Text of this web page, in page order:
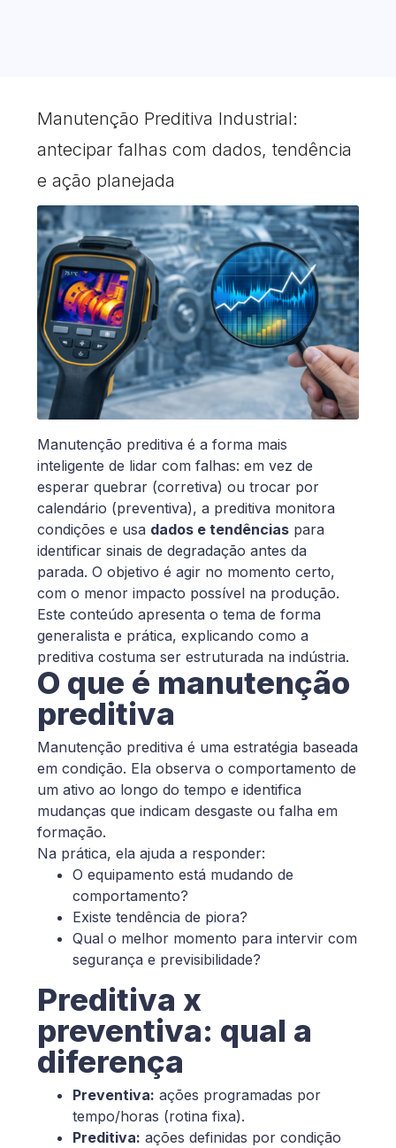
Manutenção Preditiva Industrial:
antecipar falhas com dados, tendência
e ação planejada
Manutenção preditiva é a forma mais
inteligente de lidar com falhas: em vez de
esperar quebrar (corretiva) ou trocar por
calendário (preventiva), a preditiva monitora
condições e usa dados e tendências para
identificar sinais de degradação antes da
parada. O objetivo é agir no momento certo,
com o menor impacto possível na produção.
Este conteúdo apresenta o tema de forma
generalista e prática, explicando como a
preditiva costuma ser estruturada na indústria.
O que é manutenção
preditiva
Manutenção preditiva é uma estratégia baseada
em condição. Ela observa o comportamento de
um ativo ao longo do tempo e identifica
mudanças que indicam desgaste ou falha em
formação.
Na prática, ela ajuda a responder:
O equipamento está mudando de
comportamento?
Existe tendência de piora?
Qual o melhor momento para intervir com
segurança e previsibilidade?
Preditiva x
preventiva: qual a
diferença
Preventiva: ações programadas por
tempo/horas (rotina fixa).
Preditiva: ações definidas por condição